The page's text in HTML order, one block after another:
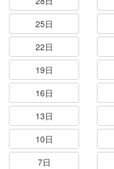
25日
22日
19日
16日
13日
10日
7日